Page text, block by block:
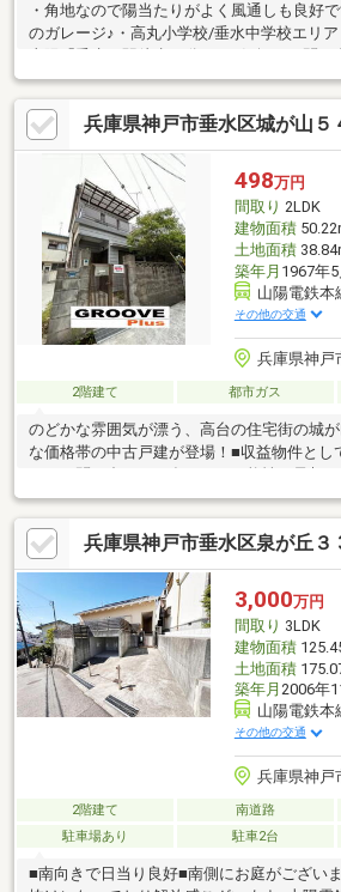
・角地なので陽当たりがよく風通しも良好
のガレージ♪・高丸小学校/垂水中学校エリア
ィ東垂水店徒歩12分ローソン神戸大町二丁
高丸小学校徒歩4分神戸市立垂水中学校徒
リアルティ◆◇私たちは神戸・西宮・明石エ
買専門会社です。ラジオ・TV CM「サンテ
テレビCM、「kissFM kobe」にてラジオ
却相談も承ります！圧倒的な広告量でより
兵庫県神戸市垂水区城が山５
498万円
間取り 2LDK
建物面積
土地面積
築年月 1967年
山陽電鉄本
その他の交通
兵庫県神戸
2階建て 都市ガス
のどかな雰囲気が漂う、高台の住宅街の城
な価格帯の中古戸建が登場！■収益物件とし
す！お問い合わせが多くなる可能性が予想
はお早めに。 お電話からのご予約も承っております→ 0120-123-
293【周辺環境】・三杉屋滝の茶屋店 徒歩
店 徒歩15分・セブンイレブン泉が丘店 徒
垂水店 徒歩15分・東高丸保育所 徒歩7分
歩6分・垂水東中学校 徒歩14分
兵庫県神戸市垂水区泉が丘３
3,000万円
間取り 3LDK
建物面積
土地面積
築年月 2006年
山陽電鉄本
その他の交通
兵庫県神戸
2階建て 南道路
駐車場あり
駐車2台
■南向きで日当り良好■南側にお庭がござい